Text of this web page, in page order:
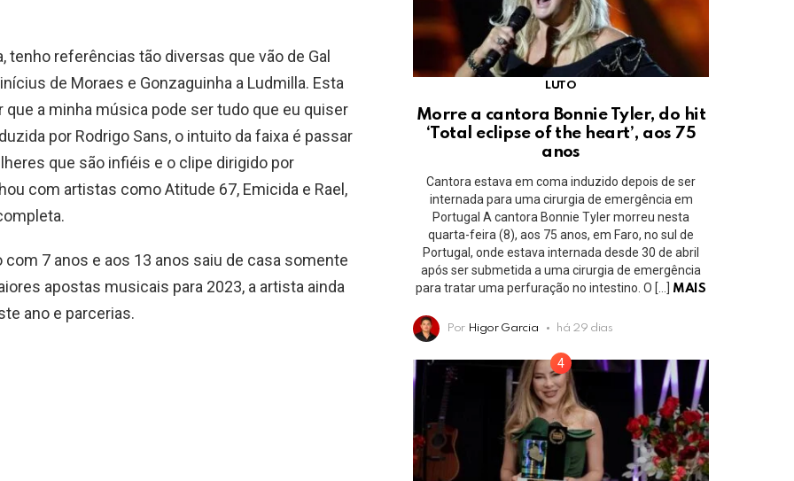
tenho referências tão diversas que vão de Gal
de Moraes e Gonzaguinha a Ludmilla. Esta
a minha música pode ser tudo que eu quiser
por Rodrigo Sans, o intuito da faixa é passar
que são infiéis e o clipe dirigido por
com artistas como Atitude 67, Emicida e Rael,
com 7 anos e aos 13 anos saiu de casa somente
apostas musicais para 2023, a artista ainda
ano e parcerias.
LUTO
Morre a cantora Bonnie Tyler, do hit
‘Total eclipse of the heart’, aos 75
anos
Cantora estava em coma induzido depois de ser
internada para uma cirurgia de emergência em
Portugal A cantora Bonnie Tyler morreu nesta
quarta-feira (8), aos 75 anos, em Faro, no sul de
Portugal, onde estava internada desde 30 de abril
após ser submetida a uma cirurgia de emergência
para tratar uma perfuração no intestino. O […]
MAIS
Por Higor Garcia há 29 dias